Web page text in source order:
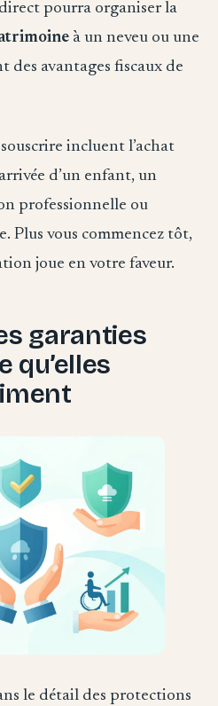
pourra organiser la
à un neveu ou une
des avantages fiscaux de
incluent l’achat
d’un enfant, un
professionnelle ou
Plus vous commencez tôt,
joue en votre faveur.
garanties
qu’elles
le détail des protections